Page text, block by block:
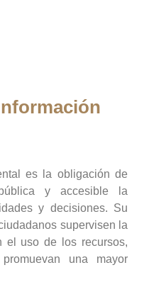
es la obligación de
y accesible la
y decisiones. Su
supervisen la
el uso de los recursos,
una mayor